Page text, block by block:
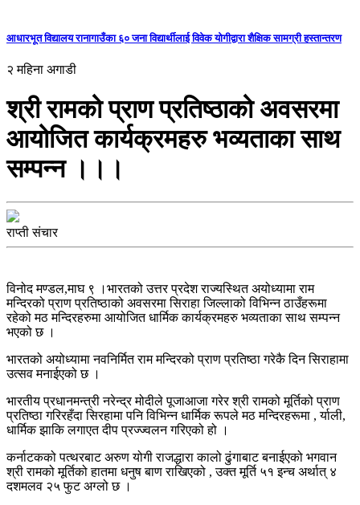
आधारभूत विद्यालय रानागाउँका ६० जना विद्यार्थीलाई विवेक योगीद्वारा शैक्षिक सामग्री हस्तान्तरण
२ महिना अगाडी
श्री रामको प्राण प्रतिष्ठाको अवसरमा
आयोजित कार्यक्रमहरु भव्यताका साथ
सम्पन्न ।।।
राप्ती संचार
विनोद मण्डल,माघ ९ ।भारतको उत्तर प्रदेश राज्यस्थित अयोध्यामा राम
मन्दिरको प्राण प्रतिष्ठाको अवसरमा सिराहा जिल्लाको विभिन्न ठाउँहरूमा
रहेको मठ मन्दिरहरुमा आयोजित धार्मिक कार्यक्रमहरु भव्यताका साथ सम्पन्न
भएको छ ।
भारतको अयोध्यामा नवनिर्मित राम मन्दिरको प्राण प्रतिष्ठा गरेकै दिन सिराहामा
उत्सव मनाईएको छ ।
भारतीय प्रधानमन्त्री नरेन्द्र मोदीले पूजाआजा गरेर श्री रामको मूर्तिको प्राण
प्रतिष्ठा गरिरहँदा सिरहामा पनि विभिन्न धार्मिक रूपले मठ मन्दिरहरूमा , र्याली,
धार्मिक झाकि लगाएत दीप प्रज्ज्वलन गरिएको हो ।
कर्नाटकको पत्थरबाट अरुण योगी राजद्धारा कालो ढुंगाबाट बनाईएको भगवान
श्री रामको मूर्तिको हातमा धनुष बाण राखिएको , उक्त मूर्ति ५१ इन्च अर्थात् ४
दशमलव २५ फुट अग्लो छ ।